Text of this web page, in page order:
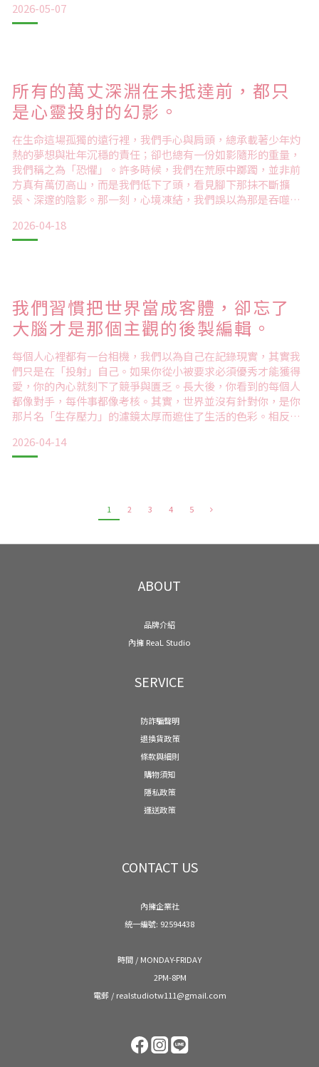
了一張細密的「地圖」。我們學習邏輯、社交規範與專業知
識，習慣用過去的經驗來預判未來。漸漸地，這些地圖變成了
知識在此刻變成了濾鏡，讓我們只看到自己想看的標籤，卻看
不見事物流動的本質。
2026-05-07
所有的萬丈深淵在未抵達前，都只
是心靈投射的幻影。
在生命這場孤獨的遠行裡，我們手心與肩頭，總承載著少年灼
熱的夢想與壯年沉穩的責任；卻也總有一份如影隨形的重量，
我們稱之為「恐懼」。許多時候，我們在荒原中躑躅，並非前
方真有萬仞高山，而是我們低下了頭，看見腳下那抹不斷擴
張、深邃的陰影。那一刻，心境凍結，我們誤以為那是吞噬生
我們的大腦像是一位憂心忡忡的詩人，總在未知面前，於心底
挖掘出一口幽深的井。當你選擇停滯與退縮，便是在無意間，
2026-04-18
我們習慣把世界當成客體，卻忘了
大腦才是那個主觀的後製編輯。
每個人心裡都有一台相機，我們以為自己在記錄現實，其實我
們只是在「投射」自己。如果你從小被要求必須優秀才能獲得
愛，你的內心就刻下了競爭與匱乏。長大後，你看到的每個人
都像對手，每件事都像考核。其實，世界並沒有針對你，是你
那片名「生存壓力」的濾鏡太厚而遮住了生活的色彩。相反
對你來說，困難不是打擊，而是「挑戰」。陌生人不是威脅，
而是「潛在的朋友」。我們習慣把世界當成客體，卻忘了大腦
2026-04-14
1 2 3 4 5
ABOUT
品牌介紹
內擁 ReaL Studio
SERVICE
防詐騙聲明
退換貨政策
條款與細則
購物須知
隱私政策
運送政策
CONTACT US
內擁企業社
統一編號: 92594438
時間 / MONDAY-FRIDAY
2PM-8PM
電郵 / realstudiotw111@gmail.com